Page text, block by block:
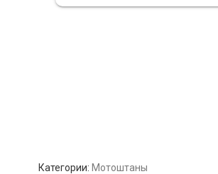
Категории: Мотоштаны